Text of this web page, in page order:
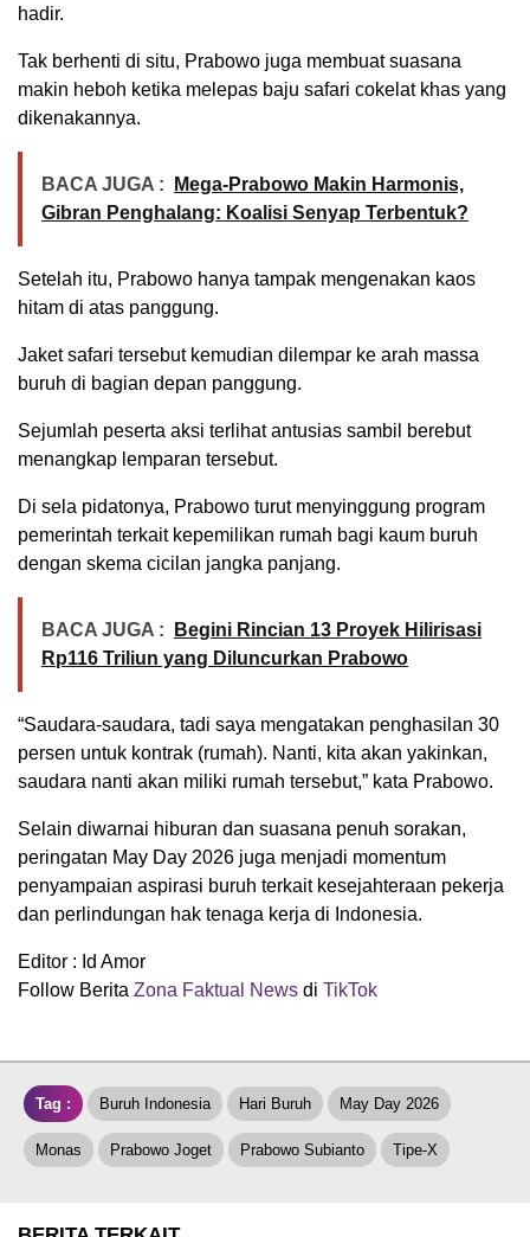
hadir.
Tak berhenti di situ, Prabowo juga membuat suasana
makin heboh ketika melepas baju safari cokelat khas yang
dikenakannya.
BACA JUGA :
Mega-Prabowo Makin Harmonis,
Gibran Penghalang: Koalisi Senyap Terbentuk?
Setelah itu, Prabowo hanya tampak mengenakan kaos
hitam di atas panggung.
Jaket safari tersebut kemudian dilempar ke arah massa
buruh di bagian depan panggung.
Sejumlah peserta aksi terlihat antusias sambil berebut
menangkap lemparan tersebut.
Di sela pidatonya, Prabowo turut menyinggung program
pemerintah terkait kepemilikan rumah bagi kaum buruh
dengan skema cicilan jangka panjang.
BACA JUGA :
Begini Rincian 13 Proyek Hilirisasi
Rp116 Triliun yang Diluncurkan Prabowo
“Saudara-saudara, tadi saya mengatakan penghasilan 30
persen untuk kontrak (rumah). Nanti, kita akan yakinkan,
saudara nanti akan miliki rumah tersebut,” kata Prabowo.
Selain diwarnai hiburan dan suasana penuh sorakan,
peringatan May Day 2026 juga menjadi momentum
penyampaian aspirasi buruh terkait kesejahteraan pekerja
dan perlindungan hak tenaga kerja di Indonesia.
Editor : Id Amor
Follow Berita Zona Faktual News di TikTok
Tag : Buruh Indonesia Hari Buruh May Day 2026
Monas Prabowo Joget Prabowo Subianto Tipe-X